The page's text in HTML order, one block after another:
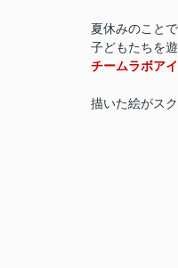
夏休みのこと
子どもたちを
チームラボア
描いた絵がス